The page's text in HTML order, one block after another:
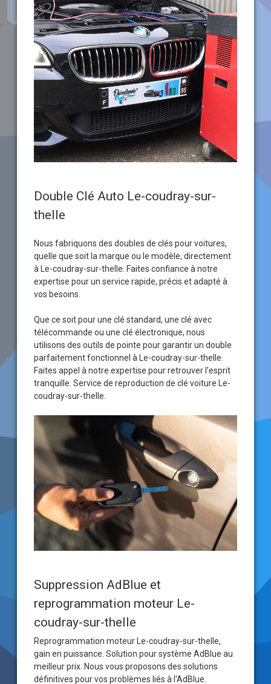
Double Clé Auto Le-coudray-sur-
thelle
Nous fabriquons des doubles de clés pour voitures,
quelle que soit la marque ou le modèle, directement
à Le-coudray-sur-thelle. Faites confiance à notre
expertise pour un service rapide, précis et adapté à
vos besoins.
Que ce soit pour une clé standard, une clé avec
télécommande ou une clé électronique, nous
utilisons des outils de pointe pour garantir un double
parfaitement fonctionnel à Le-coudray-sur-thelle.
Faites appel à notre expertise pour retrouver l'esprit
tranquille. Service de reproduction de clé voiture Le-
coudray-sur-thelle.
Suppression AdBlue et
reprogrammation moteur Le-
coudray-sur-thelle
Reprogrammation moteur Le-coudray-sur-thelle,
gain en puissance. Solution pour système AdBlue au
meilleur prix. Nous vous proposons des solutions
définitives pour vos problèmes liés à l'AdBlue.